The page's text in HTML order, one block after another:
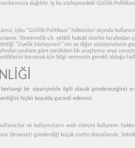
dağıtılır. İş bu sözleşmedeki Gizlilik
işbu "Gizlilik Politikası" hükümleri dışında
Yönetmelik v.b. yetkili hukuki otorite tarafından
"Üyelik Sözleşmesi"'nin ve diğer sözleşmelerin
usulüne göre yürütülen bir araştırma veya
korumak için bilgi vermenin gerekli olduğu
herhangi bir siparişinizle ilgili olarak göndereceğiniz
hiçbir koşulda garanti edemez.
ve kullanıcıların web sitesini kullanımı
(browser) gönderdiği küçük metin dosyalarıdır.